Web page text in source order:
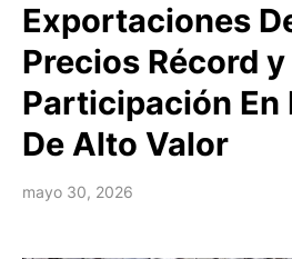
Exportaciones
Precios Récord
Participación En
De Alto Valor
mayo 30, 2026